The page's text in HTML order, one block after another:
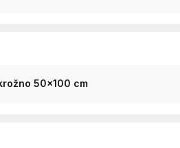
50x100 cm